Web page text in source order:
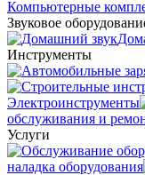
Компьютерные
Звуковое
Инструменты
Электроинструменты
обслуживания и
Услуги
наладка оборудования